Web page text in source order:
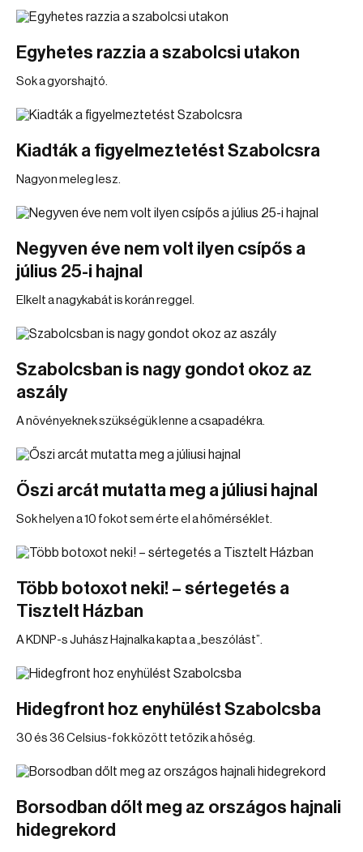
Egyhetes razzia a szabolcsi utakon
Sok a gyorshajtó.
Kiadták a figyelmeztetést Szabolcsra
Nagyon meleg lesz.
Negyven éve nem volt ilyen csípős a
július 25-i hajnal
Elkelt a nagykabát is korán reggel.
Szabolcsban is nagy gondot okoz az
aszály
A növényeknek szükségük lenne a csapadékra.
Őszi arcát mutatta meg a júliusi hajnal
Sok helyen a 10 fokot sem érte el a hőmérséklet.
Több botoxot neki! – sértegetés a
Tisztelt Házban
A KDNP-s Juhász Hajnalka kapta a „beszólást”.
Hidegfront hoz enyhülést Szabolcsba
30 és 36 Celsius-fok között tetőzik a hőség.
Borsodban dőlt meg az országos hajnali
hidegrekord